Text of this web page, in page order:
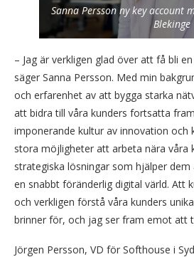
Sanna Persson ny key account
Blekinge
– Jag är verkligen glad över att få bli
säger Sanna Persson. Med min
och erfarenhet av att bygga starka
att bidra till våra kunders fortsatta
imponerande kultur av innovation och
stora möjligheter att arbeta nära våra
strategiska lösningar som hjälper
en snabbt föränderlig digital värld. Att
och verkligen förstå våra kunders
brinner för, och jag ser fram emot att
Jörgen Persson, VD för Softhouse i